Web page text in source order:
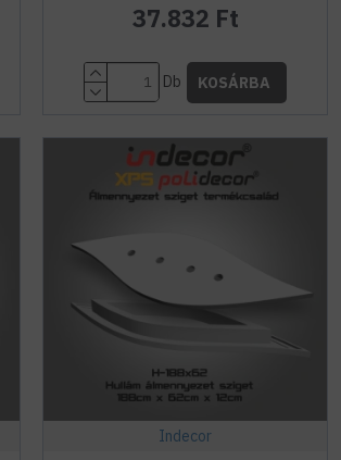
37.832 Ft
Db KOSÁRBA
Indecor